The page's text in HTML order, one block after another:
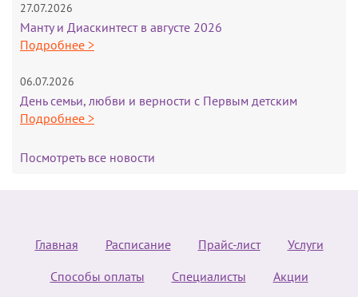
27.07.2026
Манту и Диаскинтест в августе 2026
Подробнее >
06.07.2026
День семьи, любви и верности с Первым детским
Подробнее >
Посмотреть все новости
Главная Расписание Прайс-лист
Услуги
Способы оплаты
Специалисты
Акции